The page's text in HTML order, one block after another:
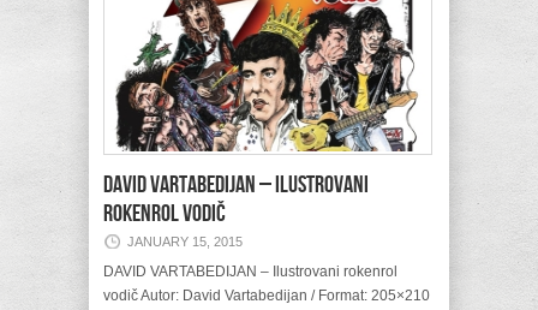
DAVID VARTABEDIJAN – Ilustrovani
rokenrol vodič
JANUARY 15, 2015
DAVID VARTABEDIJAN – Ilustrovani rokenrol
vodič Autor: David Vartabedijan / Format: 205×210